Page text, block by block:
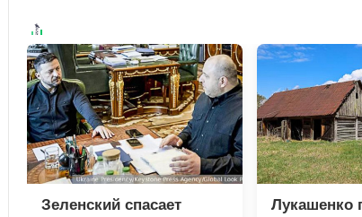
Зеленский спасает
Лукашенко